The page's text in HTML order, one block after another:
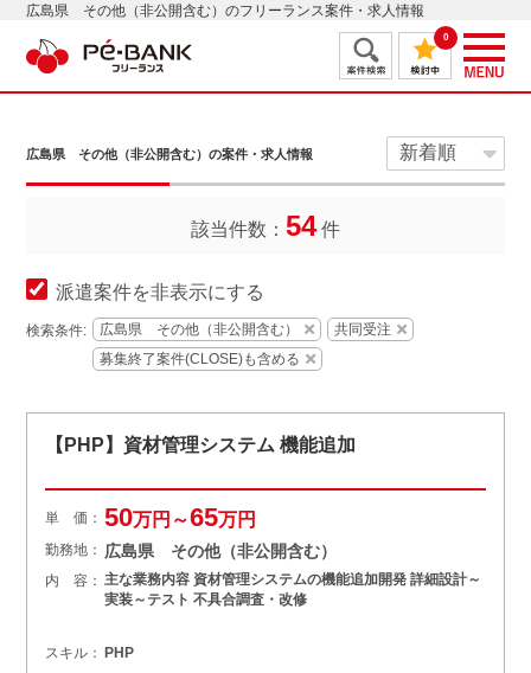
広島県 その他（非公開含む）のフリーランス案件・求人情報
0
広島県 その他（非公開含む）の案件・求人情報
該当件数： 54件
派遣案件を非表示にする
検索条件: 広島県 その他（非公開含む）
共同受注
募集終了案件(CLOSE)も含める
【PHP】資材管理システム 機能追加
単 価： 50万円～65万円
勤務地： 広島県 その他（非公開含む）
内 容： 主な業務内容 資材管理システムの機能追加開発 詳細設計～
実装～テスト 不具合調査・改修
スキル： PHP